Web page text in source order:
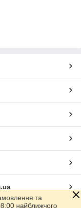
та
найближчого